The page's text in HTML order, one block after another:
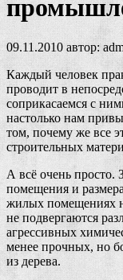
09.11.2010 автор:
Каждый человек
проводит в
соприкасаемся с
настолько нам
том, почему же все
строительных
А всё очень просто.
помещения и
жилых помещениях
не подвергаются
агрессивных
менее прочных, но
из дерева.